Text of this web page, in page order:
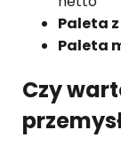
Paleta
Paleta
Czy